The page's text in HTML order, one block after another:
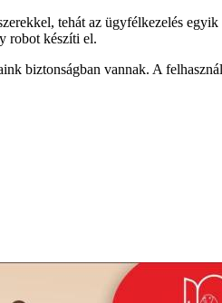
tehát az ügyfélkezelés
robot készíti el.
biztonságban vannak. A